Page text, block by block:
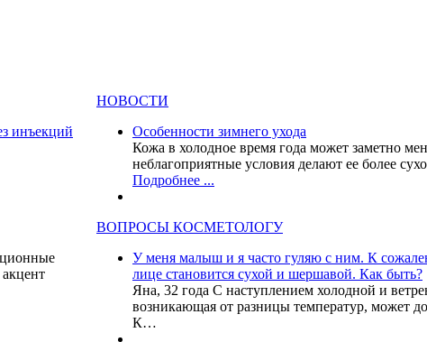
инъекций
НОВОСТИ
Особенности зимнего ухода
Кожа в холодное время года может заметно
неблагоприятные условия делают ее более
Подробнее ...
ВОПРОСЫ КОСМЕТОЛОГУ
У меня малыш и я часто гуляю с ним. К
лице становится сухой и шершавой. Как быть?
Яна, 32 года С наступлением холодной и
возникающая от разницы температур, может
К…